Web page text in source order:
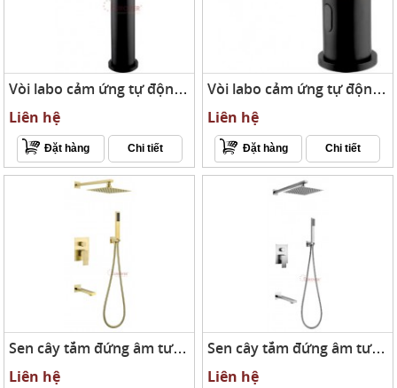
Vòi labo cảm ứng tự động AT-8901B
Liên hệ
Đặt hàng Chi tiết
Vòi labo cảm ứng tự động AT-8902B
Liên hệ
Đặt hàng Chi tiết
Sen cây tắm đứng âm tường cao cấp PLE-0503V
Liên hệ
Sen cây tắm đứng âm tường cao cấp PLE-0503M
Liên hệ
LÀM SAO ĐỂ CHỌN VÀ MUA ĐƯỢC